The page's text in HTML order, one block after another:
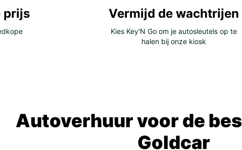
prijs Vermijd de wachtrijen
Kies Key'N Go om je autosleutels op te
halen bij onze kiosk
Autoverhuur voor de
Goldcar